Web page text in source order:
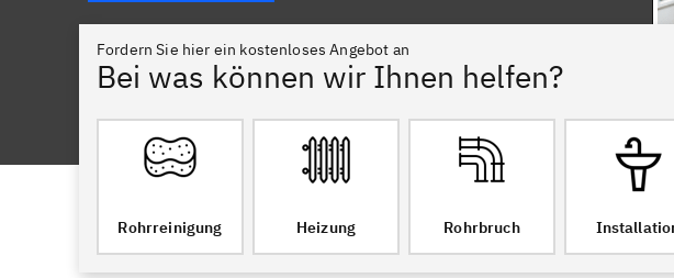
Fordern Sie hier ein kostenloses Angebot an
Bei was können wir Ihnen helfen?
Rohrreinigung Heizung Rohrbruch